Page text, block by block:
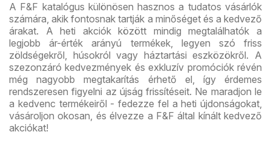
A F&F katalógus különösen hasznos a tudatos vásárlók
számára, akik fontosnak tartják a minőséget és a kedvező
árakat. A heti akciók között mindig megtalálhatók a
legjobb ár-érték arányú termékek, legyen szó friss
zöldségekről, húsokról vagy háztartási eszközökről. A
szezonzáró kedvezmények és exkluzív promóciók révén
még nagyobb megtakarítás érhető el, így érdemes
rendszeresen figyelni az újság frissítéseit. Ne maradjon le
a kedvenc termékeiről - fedezze fel a heti újdonságokat,
vásároljon okosan, és élvezze a F&F által kínált kedvező
akciókat!